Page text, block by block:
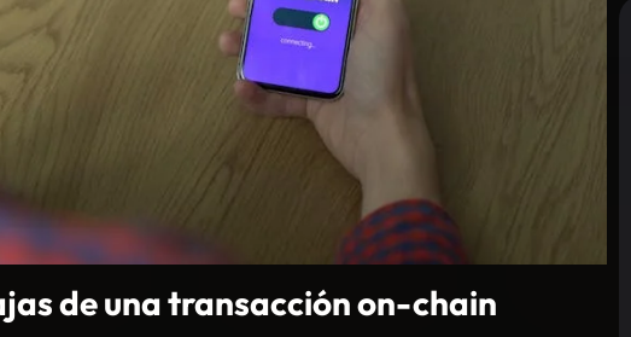
de una transacción on-chain